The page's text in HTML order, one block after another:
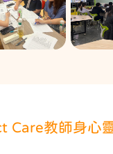
Care教師身心